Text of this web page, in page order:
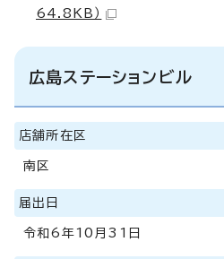
64.8KB）
広島ステーションビル
店舗所在区
南区
届出日
令和6年10月31日